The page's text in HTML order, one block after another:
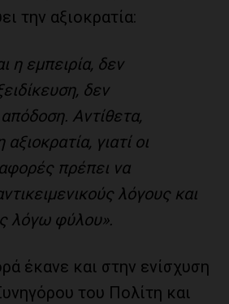
την αξιοκρατία:
η εμπειρία, δεν
δεν
Αντίθετα,
γιατί οι
πρέπει να
λόγους και
λόγω φύλου».
έκανε και στην ενίσχυση
του Πολίτη και